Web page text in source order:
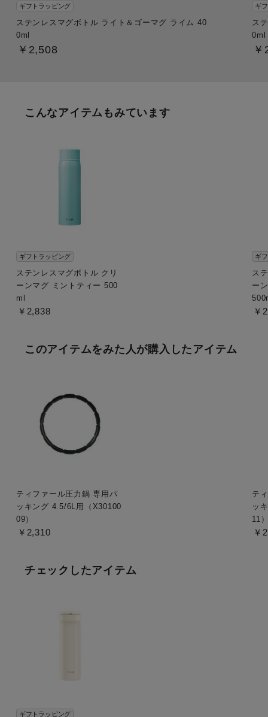
ギフトラッピング
ステンレスマグボトル ライト＆ゴーマグ ライム 40
0ml
￥2,508
ギ
ス
0ml
こんなアイテムもみています
ギフトラッピング
ステンレスマグボトル クリ
ーンマグ ミントティー 500
ml
￥2,838
ギ
ス
ー
￥
このアイテムをみた人が購入したアイテム
ティファール圧力鍋 専用パ
ッキング 4.5/6L用（X30100
09）
￥2,310
テ
ッ
11
￥
チェックしたアイテム
ギフトラッピング